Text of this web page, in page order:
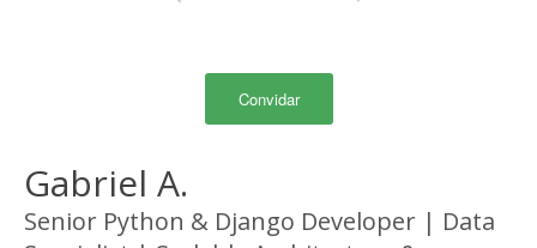
Convidar
Gabriel A.
Senior Python & Django Developer | Data